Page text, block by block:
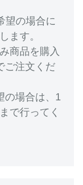
望の場合に
ます。
商品を購入
ご注文くだ
の場合は、1
で行ってく